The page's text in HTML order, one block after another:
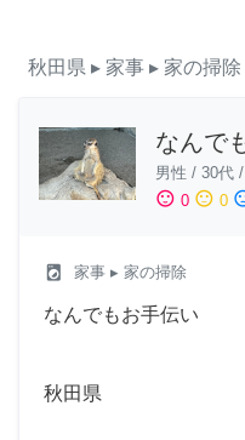
秋田県 ▸ 家事 ▸ 家の掃除
なんで
男性 / 30代 /
sentiment_satisfied 0 sentiment_neutral 0
local_laundry_service 家事 ▸ 家の掃除
なんでもお手伝い
秋田県